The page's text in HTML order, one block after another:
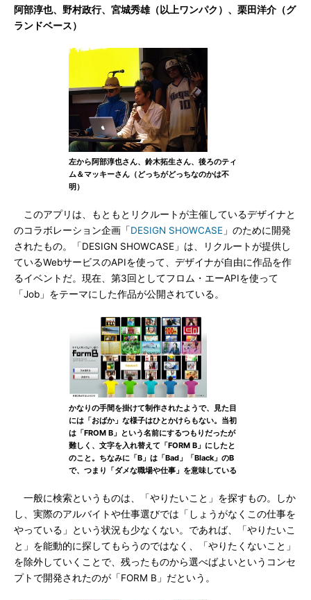
阿部淳也、野村政行、宮城秀雄（以上ワンパク）、栗田洋介（グ
ランドベース）
左から阿部淳也さん、鈴木拓生さん、後ろのティ
ム＆マッキーさん（どっちがどっちなのかは不
明）
このアプリは、もともとリクルートが主催しているデザイナと
のコラボレーション企画「DESIGN SHOWCASE 」のために開発
されたもの。「DESIGN SHOWCASE」は、リクルートが提供し
ているWebサービスのAPIを使って、デザイナが自由に作品を作
るイベントだ。現在、第3回としてフロム・エーAPIを使って
「Job」をテーマにした作品が公開されている。
かなりの手間を掛けて制作されたようで、見た目
には「おばか」な様子はひとかけらもない。当初
は「FROM B」という名前にするつもりだったが
難しく、文字を入れ替えて「FORM B」にしたと
のこと。ちなみに「B」は「Bad」「Black」のB
で、つまり「ダメな職場や仕事」を意味している
一般に検索というものは、「やりたいこと」を探すもの。しか
し、実際のアルバイトや仕事選びでは「しょうがなくこの仕事を
やっている」という状況も少なくない。であれば、「やりたいこ
と」を能動的に探してもらうのではなく、「やりたくないこと」
を除外していくことで、残ったものから選べばよいというコンセ
プトで開発されたのが「FORM B」だという。